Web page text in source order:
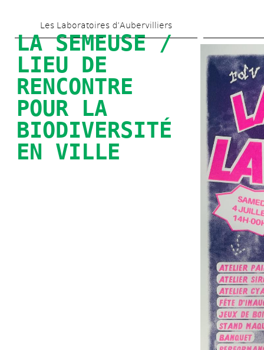
au
contenu
principal
Les Laboratoires d’Aubervilliers
LA SEMEUSE /
LIEU DE
RENCONTRE
POUR LA
BIODIVERSITÉ
EN VILLE